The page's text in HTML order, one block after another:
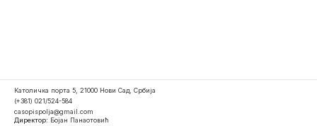
Католичка порта 5, 21000 Нови Сад, Србија
(+381) 021/524-584
casopispolja@gmail.com
Директор: Бојан Панаотовић